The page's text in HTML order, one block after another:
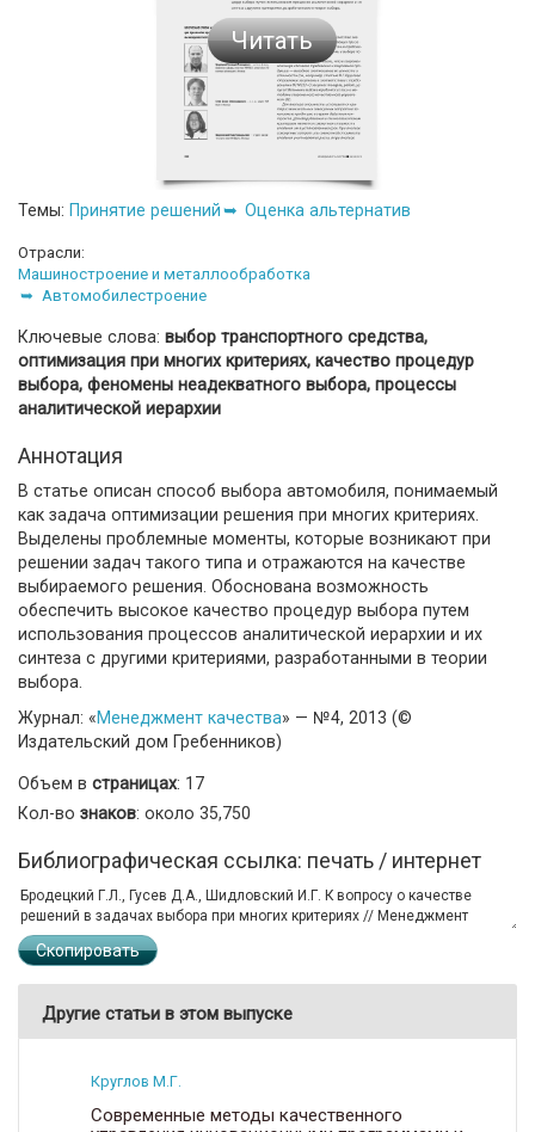
Читать
Темы: Принятие решений Оценка альтернатив
Отрасли:
Машиностроение и металлообработка
Автомобилестроение
Ключевые слова: выбор транспортного средства,
оптимизация при многих критериях, качество процедур
выбора, феномены неадекватного выбора, процессы
аналитической иерархии
Аннотация
В статье описан способ выбора автомобиля, понимаемый
как задача оптимизации решения при многих критериях.
Выделены проблемные моменты, которые возникают при
решении задач такого типа и отражаются на качестве
выбираемого решения. Обоснована возможность
обеспечить высокое качество процедур выбора путем
использования процессов аналитической иерархии и их
синтеза с другими критериями, разработанными в теории
выбора.
Журнал: «Менеджмент качества» — №4, 2013 (©
Издательский дом Гребенников)
Объем в страницах: 17
Кол-во знаков: около 35,750
Библиографическая ссылка: печать / интернет
Скопировать
Другие статьи в этом выпуске
Круглов М.Г.
Современные методы качественного